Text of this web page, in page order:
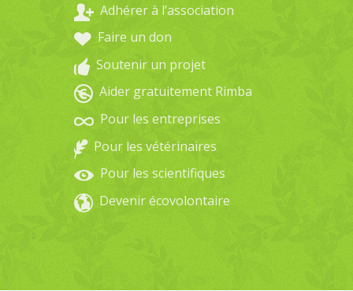
Adhérer à l’association
Faire un don
Soutenir un projet
Aider gratuitement Rimba
Pour les entreprises
Pour les vétérinaires
Pour les scientifiques
Devenir écovolontaire